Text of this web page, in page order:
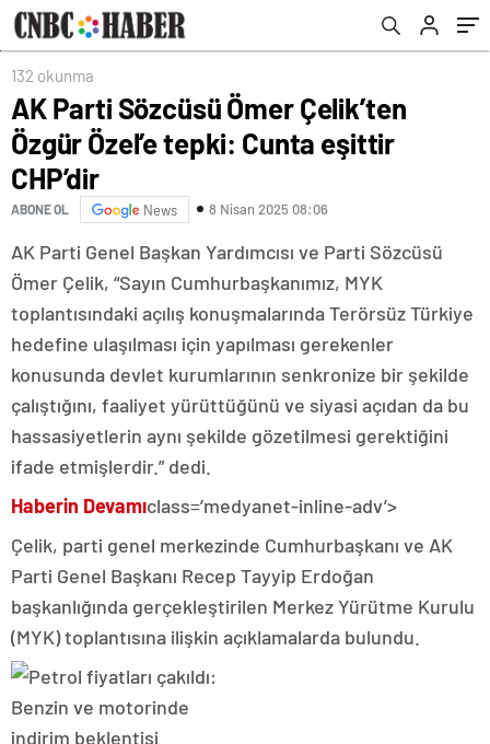
132 okunma
AK Parti Sözcüsü Ömer Çelik’ten
Özgür Özel’e tepki: Cunta eşittir
CHP’dir
ABONE OL News 8 Nisan 2025 08:06
AK Parti Genel Başkan Yardımcısı ve Parti Sözcüsü
Ömer Çelik, “Sayın Cumhurbaşkanımız, MYK
toplantısındaki açılış konuşmalarında Terörsüz Türkiye
hedefine ulaşılması için yapılması gerekenler
konusunda devlet kurumlarının senkronize bir şekilde
çalıştığını, faaliyet yürüttüğünü ve siyasi açıdan da bu
hassasiyetlerin aynı şekilde gözetilmesi gerektiğini
ifade etmişlerdir.” dedi.
Haberin Devamıclass=’medyanet-inline-adv’>
Çelik, parti genel merkezinde Cumhurbaşkanı ve AK
Parti Genel Başkanı Recep Tayyip Erdoğan
başkanlığında gerçekleştirilen Merkez Yürütme Kurulu
(MYK) toplantısına ilişkin açıklamalarda bulundu.